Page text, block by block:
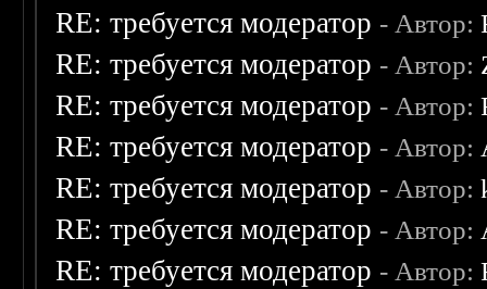
RE: требуется модератор - Автор:
RE: требуется модератор - Автор:
RE: требуется модератор - Автор:
RE: требуется модератор - Автор:
RE: требуется модератор - Автор:
RE: требуется модератор - Автор:
RE: требуется модератор - Автор: